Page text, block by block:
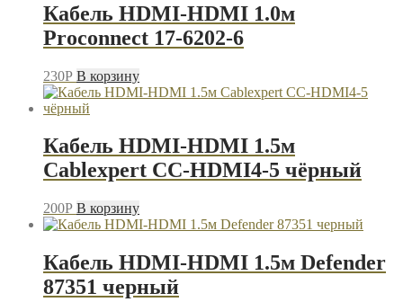
Кабель HDMI-HDMI 1.0м
Proconnect 17-6202-6
230P В корзину
Кабель HDMI-HDMI 1.5м
Cablexpert CC-HDMI4-5 чёрный
200P В корзину
Кабель HDMI-HDMI 1.5м Defender
87351 черный